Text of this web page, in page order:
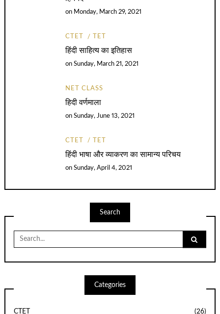
on Monday, March 29, 2021
CTET TET
हिंदी साहित्य का इतिहास
onSunday, March 21, 2021
NET CLASS
हिदी वर्णमाला
onSunday, June 13, 2021
CTET TET
हिंदी भाषा और व्याकरण का सामान्य परिचय
onSunday, April 4, 2021
Search
Search
for:
Categories
CTET (26)